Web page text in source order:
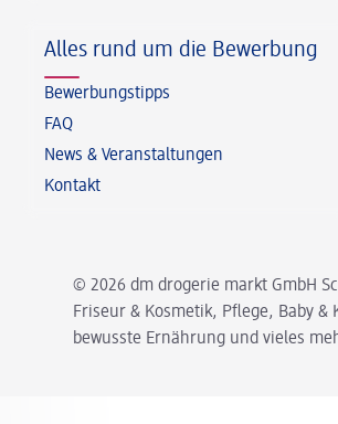
© 2026 dm drogerie markt GmbH
Friseur & Kosmetik, Pflege, Baby &
bewusste Ernährung und vieles
Alles rund um die Bewerbung
Bewerbungstipps
FAQ
News & Veranstaltungen
Kontakt